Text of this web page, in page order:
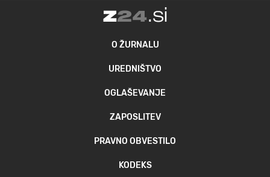
O ŽURNALU
UREDNIŠTVO
OGLAŠEVANJE
ZAPOSLITEV
PRAVNO OBVESTILO
KODEKS